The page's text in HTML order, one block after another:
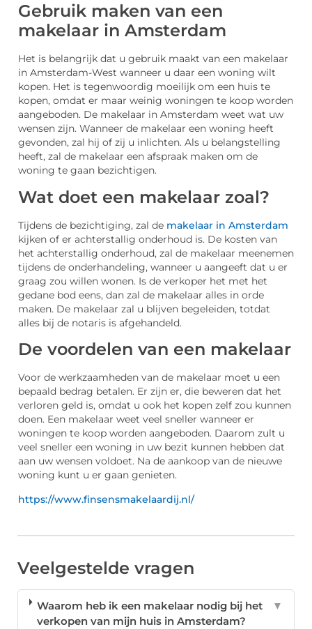
Gebruik maken van een
makelaar in Amsterdam
Het is belangrijk dat u gebruik maakt van een makelaar
in Amsterdam-West wanneer u daar een woning wilt
kopen. Het is tegenwoordig moeilijk om een huis te
kopen, omdat er maar weinig woningen te koop worden
aangeboden. De makelaar in Amsterdam weet wat uw
wensen zijn. Wanneer de makelaar een woning heeft
gevonden, zal hij of zij u inlichten. Als u belangstelling
heeft, zal de makelaar een afspraak maken om de
woning te gaan bezichtigen.
Wat doet een makelaar zoal?
Tijdens de bezichtiging, zal de makelaar in Amsterdam
kijken of er achterstallig onderhoud is. De kosten van
het achterstallig onderhoud, zal de makelaar meenemen
tijdens de onderhandeling, wanneer u aangeeft dat u er
graag zou willen wonen. Is de verkoper het met het
gedane bod eens, dan zal de makelaar alles in orde
maken. De makelaar zal u blijven begeleiden, totdat
alles bij de notaris is afgehandeld.
De voordelen van een makelaar
Voor de werkzaamheden van de makelaar moet u een
bepaald bedrag betalen. Er zijn er, die beweren dat het
verloren geld is, omdat u ook het kopen zelf zou kunnen
doen. Een makelaar weet veel sneller wanneer er
woningen te koop worden aangeboden. Daarom zult u
veel sneller een woning in uw bezit kunnen hebben dat
aan uw wensen voldoet. Na de aankoop van de nieuwe
woning kunt u er gaan genieten.
https://www.finsensmakelaardij.nl/
Veelgestelde vragen
Waarom heb ik een makelaar nodig bij het
verkopen van mijn huis in Amsterdam?
▼